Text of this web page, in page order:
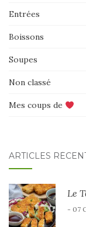
Entrées
Boissons
Soupes
Non classé
Mes coups de
ARTICLES
Le
- 07